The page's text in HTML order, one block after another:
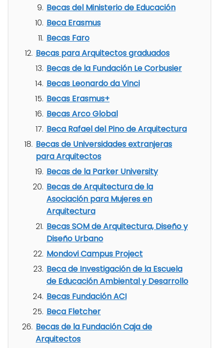
Becas del Ministerio de Educación
Beca Erasmus
Becas Faro
Becas para Arquitectos graduados
Becas de la Fundación Le Corbusier
Becas Leonardo da Vinci
Becas Erasmus+
Becas Arco Global
Beca Rafael del Pino de Arquitectura
Becas de Universidades extranjeras
para Arquitectos
Becas de la Parker University
Becas de Arquitectura de la
Asociación para Mujeres en
Arquitectura
Becas SOM de Arquitectura, Diseño y
Diseño Urbano
Mondovi Campus Project
Beca de Investigación de la Escuela
de Educación Ambiental y Desarrollo
Becas Fundación ACI
Beca Fletcher
Becas de la Fundación Caja de
Arquitectos